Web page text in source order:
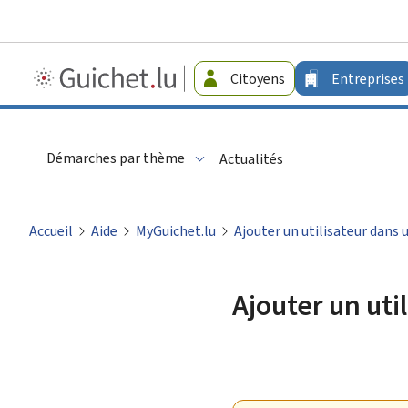
Guichet.lu
-
Citoyens Entreprises
Démarches par thème Actualités
Accueil Aide MyGuichet.lu Ajouter un utilisateur dans
Ajouter un